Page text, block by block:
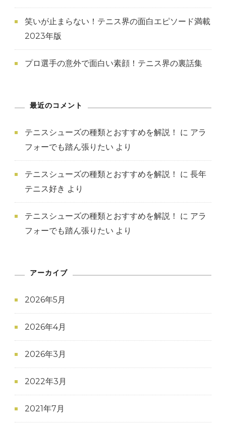
笑いが止まらない！テニス界の面白エピソード満載
2023年版
プロ選手の意外で面白い素顔！テニス界の裏話集
最近のコメント
テニスシューズの種類とおすすめを解説！ に アラ
フォーでも踏ん張りたい より
テニスシューズの種類とおすすめを解説！ に 長年
テニス好き より
テニスシューズの種類とおすすめを解説！ に アラ
フォーでも踏ん張りたい より
アーカイブ
2026年5月
2026年4月
2026年3月
2022年3月
2021年7月